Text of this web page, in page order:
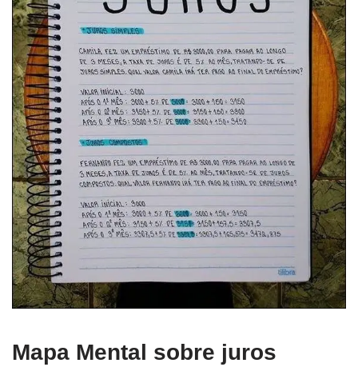
Mapa Mental sobre juros